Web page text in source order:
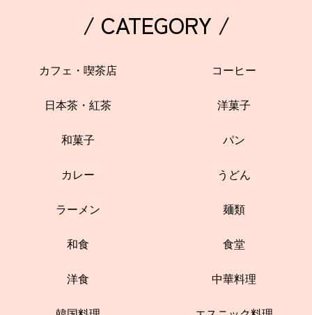
/ CATEGORY /
カフェ・喫茶店 コーヒー
日本茶・紅茶 洋菓子
和菓子 パン
カレー うどん
ラーメン 麺類
和食 食堂
洋食 中華料理